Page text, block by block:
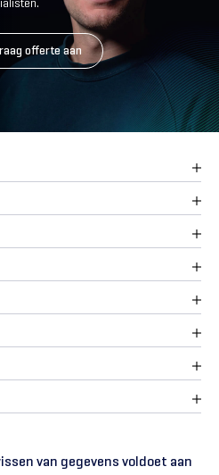
offerte aan
van gegevens voldoet aan